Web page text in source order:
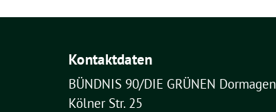
Kontaktdaten
BÜNDNIS 90/DIE GRÜNEN Dormagen
Kölner Str. 25